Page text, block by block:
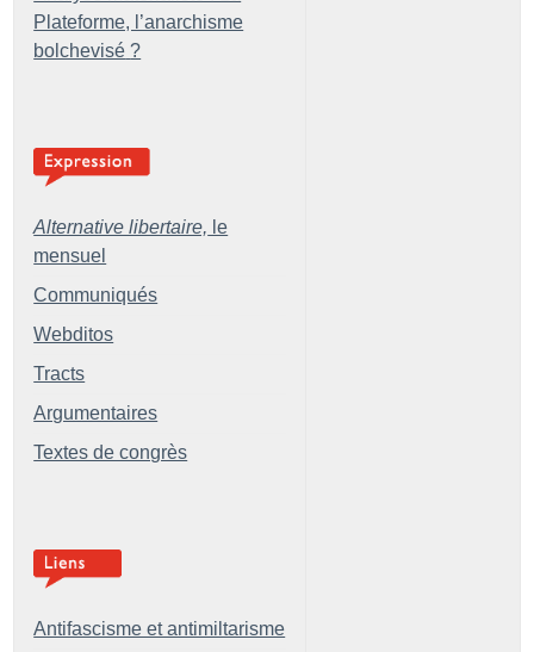
Plateforme, l’anarchisme
bolchevisé ?
Alternative libertaire, le
mensuel
Communiqués
Webditos
Tracts
Argumentaires
Textes de congrès
Antifascisme et antimiltarisme